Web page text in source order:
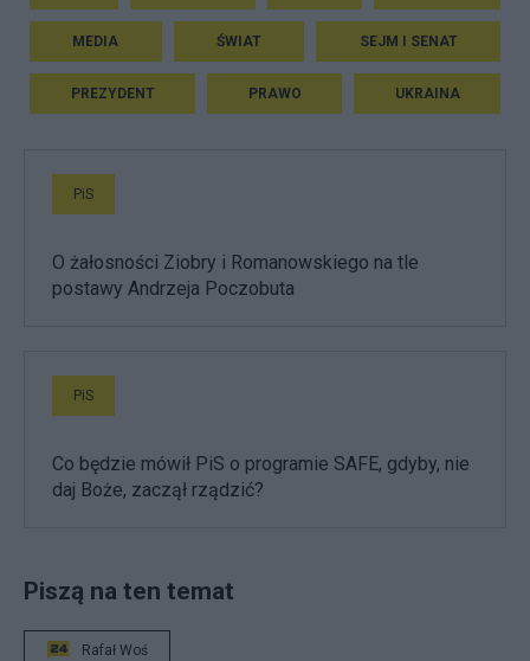
MEDIA ŚWIAT SEJM I SENAT
PREZYDENT PRAWO UKRAINA
PiS
O żałosności Ziobry i Romanowskiego na tle
postawy Andrzeja Poczobuta
PiS
Co będzie mówił PiS o programie SAFE, gdyby, nie
daj Boże, zaczął rządzić?
Piszą na ten temat
Rafał Woś